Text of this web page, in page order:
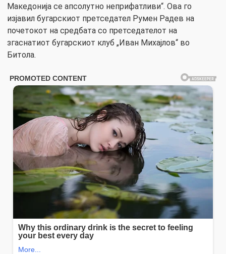
Македонија се апсолутно неприфатливи“. Ова го
изјавил бугарскиот претседател Румен Радев на
почетокот на средбата со претседателот на
згаснатиот бугарскиот клуб „Иван Михајлов“ во
Битола.